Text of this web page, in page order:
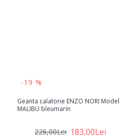
-19 %
Geanta calatorie ENZO NORI Model
MALIBU bleumarin
183,00Lei
226,00Lei